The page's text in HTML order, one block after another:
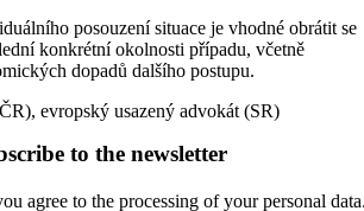
posouzení situace je vhodné obrátit se
konkrétní okolnosti případu, včetně
dopadů dalšího postupu.
evropský usazený advokát (SR)
to the newsletter
agree to the processing of your personal